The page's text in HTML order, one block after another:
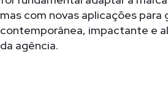
mas com novas aplicações
contemporânea, impactante e
da agência.